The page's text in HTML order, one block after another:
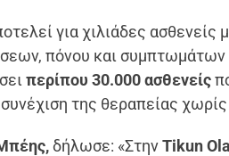
για χιλιάδες ασθενείς
πόνου και
περίπου 30.000 ασθενείς
της θεραπείας χωρίς
δήλωσε: «ΣτηνTikun